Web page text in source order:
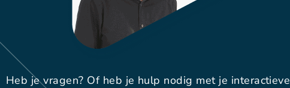
Heb je vragen? Of heb je hulp nodig met je interactieve